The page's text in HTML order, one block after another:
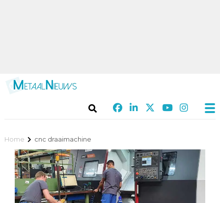
Home cnc draaimachine